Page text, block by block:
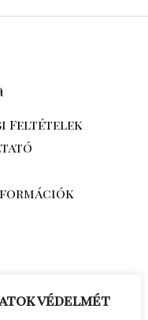
védelmét
Feltételek